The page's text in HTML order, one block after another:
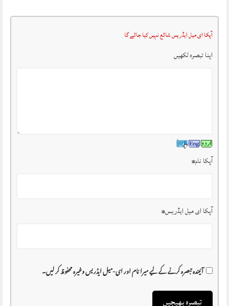
آپکا ای میل ایڈریس شائع نہیں کیا جائے گا
اپنا تبصرہ لکھیں
آپکا نام*
آپکا ای میل ایڈریس*
آئیندہ تبصرہ کرنے کے لیے میرا نام اور ای-میل ایڈریس وغیرہ محفوظ کر لیں۔